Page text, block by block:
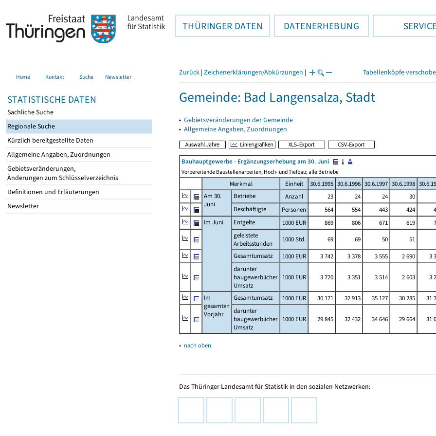
THÜRINGER DATEN DATENERHEBUNG
Home Kontakt Suche Newsletter
STATISTISCHE DATEN
Sachliche Suche
Regionale Suche
Kürzlich bereitgestellte Daten
Allgemeine Angaben, Zuordnungen
Gebietsveränderungen,
Änderungen zum Schlüsselverzeichnis
Definitionen und Erläuterungen
Newsletter
Zurück | Zeichenerklärungen/Abkürzungen | Tabellenköpfe
Gemeinde: Bad Langensalza, Stadt
▸ Gebietsveränderungen der Gemeinde
▸ Allgemeine Angaben, Zuordnungen
Bauhauptgewerbe - Ergänzungserhebung am 30. Juni
Vorbereitende Baustellenarbeiten, Hoch- und Tiefbau; alle Betriebe
Merkmal Einheit 30.6.1995 30.6.1996 30.6.1997 30.6.1998
Am 30.
Juni
Betriebe Anzahl 23 24 24 30
Beschäftigte
Personen 564 554 443 424
Im Juni
Entgelte 1000 EUR 869 806 671 619
geleistete
Arbeitsstunden
1000 Std. 69 69 50 51
Gesamtumsatz
1000 EUR 3 742 3 378 3 555 2 690 3
darunter
baugewerblicher
Umsatz
1000 EUR 3 720 3 351 3 514 2 603 3
Im
gesamten
Vorjahr
Gesamtumsatz 1000 EUR 30 171 32 913 35 127 30 285 31
darunter
baugewerblicher
Umsatz
1000 EUR 29 845 32 432 34 646 29 664 31
▴ nach oben
Das Thüringer Landesamt für Statistik in den sozialen Netzwerken: